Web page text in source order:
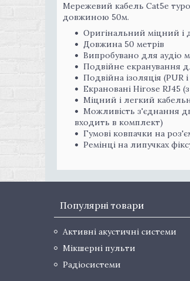
Мережевий кабель Cat5e
довжиною 50м.
Оригінальний міцний і
Довжина 50 метрів
Випробувано для аудіо
Подвійне екранування
Подвійна ізоляція (PUR
Екрановані Hirose RJ45
Міцний і легкий
Можливість з'єднання
входить в комплект)
Гумові ковпачки на
Ремінці на липучках
Популярні товари
Активні акустичні системи
Мікшерні пульти
Радіосистеми